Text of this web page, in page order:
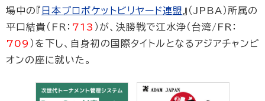
場中の『 日本プロポケットビリヤード連盟』（JPBA）所属の
平口結貴（FR： 713 ）が、決勝戦で江水浄（台湾/FR：
709 ）を下し、自身初の国際タイトルとなるアジアチャンピ
オンの座に就いた。